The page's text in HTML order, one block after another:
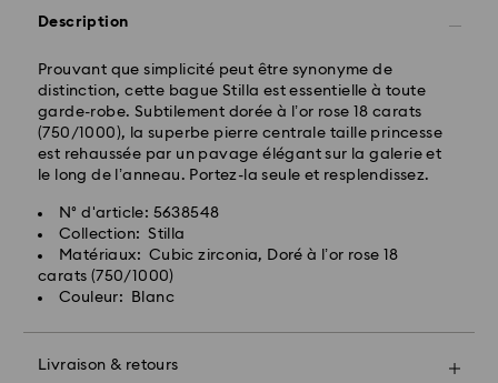
Description
Prouvant que simplicité peut être synonyme de
distinction, cette bague Stilla est essentielle à toute
garde-robe. Subtilement dorée à l’or rose 18 carats
(750/1000), la superbe pierre centrale taille princesse
est rehaussée par un pavage élégant sur la galerie et
le long de l’anneau. Portez-la seule et resplendissez.
N° d'article: 5638548
Collection: Stilla
Matériaux: Cubic zirconia, Doré à l’or rose 18
carats (750/1000)
Couleur: Blanc
Livraison & retours
Livraison standard offerte à partir de : CHF 110
Pour l’instant, Swarovski n’est pas en mesure
d’effectuer des livraisons vers les boîtes postales ou
les adresses APO/FPO. Les articles demeurent la
propriété de Swarovski jusqu’à réception du
paiement final.
Pour les produits Crystal Myriad, sous licence et
Creators Lab, veuillez noter qu’il peut y avoir un délai
de deux semaines maximum avant l’expédition du
colis, et que vous en serez informés par e-mail.
La priorité absolue de Swarovski est de satisfaire tous